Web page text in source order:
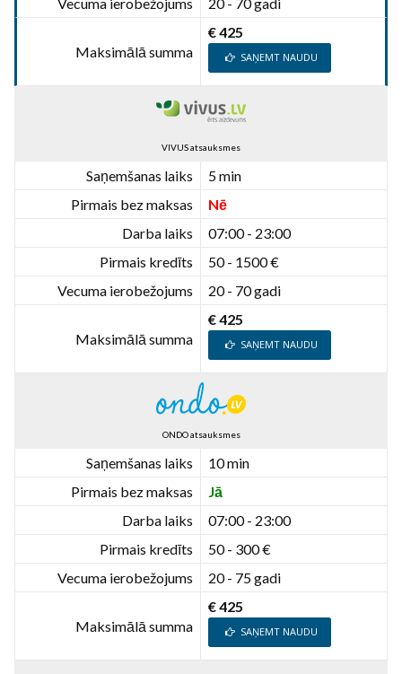
Maksimālā summa
€ 425
SAŅEMT NAUDU
VIVUS atsauksmes
Saņemšanas laiks
5 min
Pirmais bez maksas
Nē
Darba laiks
07:00 - 23:00
Pirmais kredīts
50 - 1500 €
Vecuma ierobežojums
20 - 70 gadi
Maksimālā summa
€ 425
SAŅEMT NAUDU
ONDO atsauksmes
Saņemšanas laiks
10 min
Pirmais bez maksas
Jā
Darba laiks
07:00 - 23:00
Pirmais kredīts
50 - 300 €
Vecuma ierobežojums
20 - 75 gadi
Maksimālā summa
€ 425
SAŅEMT NAUDU